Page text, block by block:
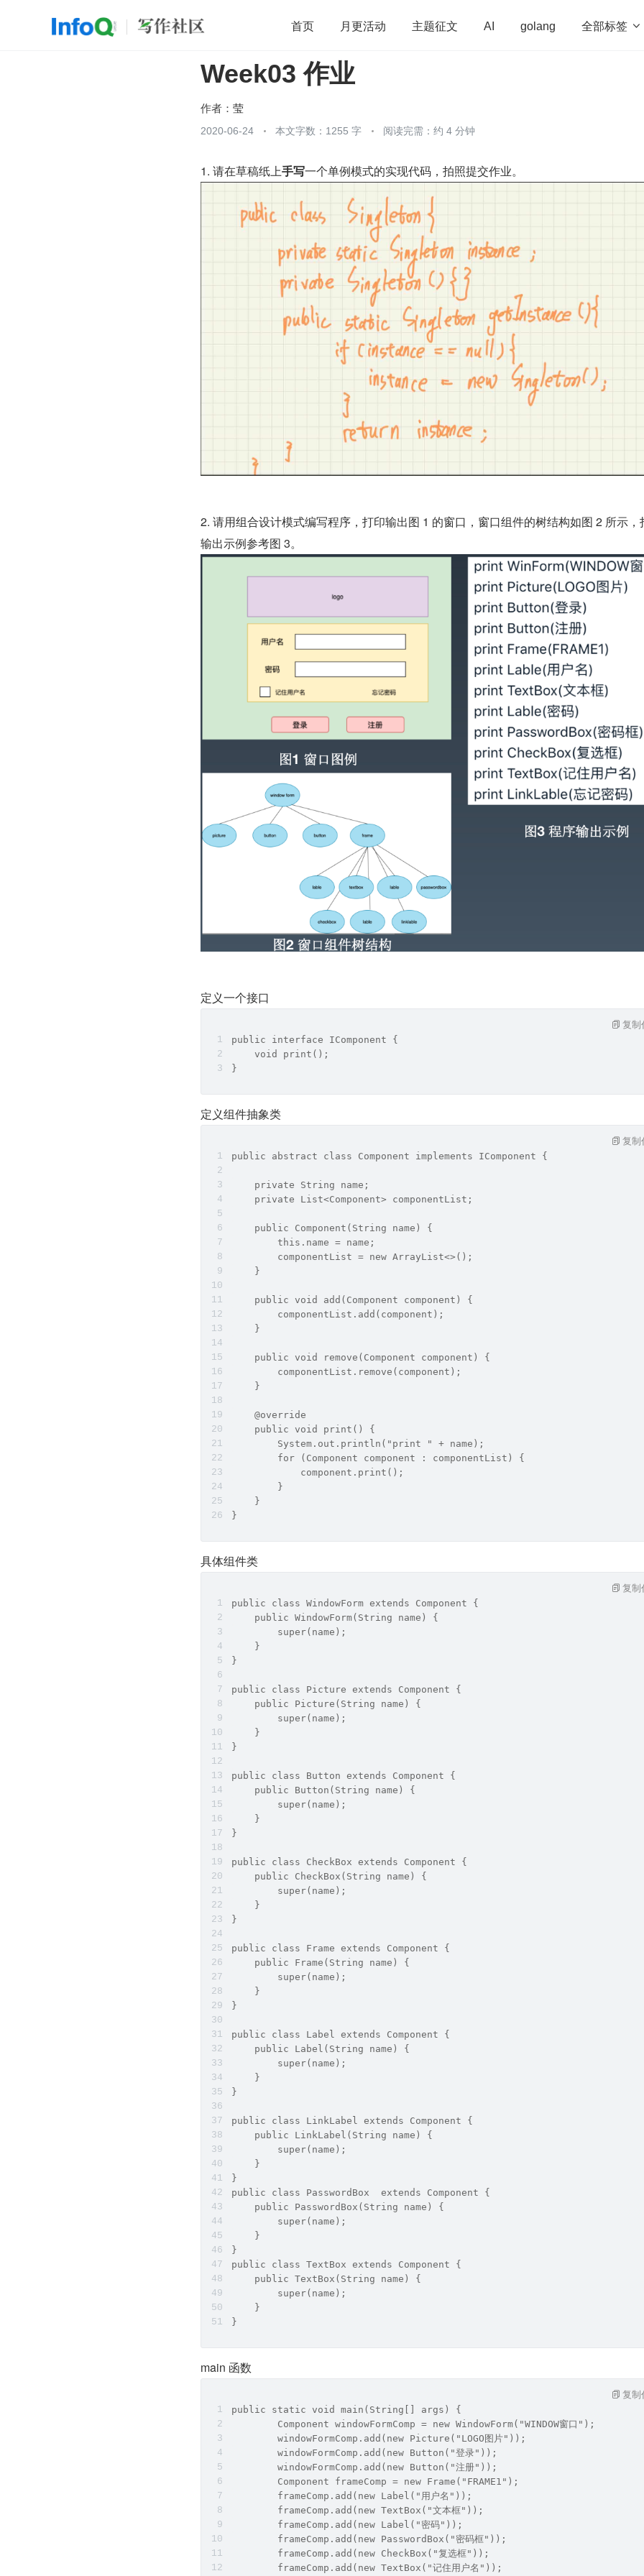
首页 月更活动 主题征文 AI golang 全部标签 
开源 架构 OpenHarmony
团队管理
Week03 作业
作者： 莹
2020-06-24 本文字数：1255 字 阅读完需：约 4 分钟
1. 请在草稿纸上手写一个单例模式的实现代码，拍照提交作业。
2. 请用组合设计模式编写程序，打印输出图 1 的窗口，窗口组件的树结构如图 2 所示，
输出示例参考图 3。
定义一个接口
public interface IComponent {
    void print();
}
复制
定义组件抽象类
public abstract class Component implements IComponent {
    private String name;
    private List<Component> componentList;
    public Component(String name) {
        this.name = name;
        componentList = new ArrayList<>();
    }
    public void add(Component component) {
        componentList.add(component);
    }
    public void remove(Component component) {
        componentList.remove(component);
    }
    @override
    public void print() {
        System.out.println("print " + name);
        for (Component component : componentList) {
            component.print();
        }
    }
}
复制
具体组件类
public class WindowForm extends Component {
    public WindowForm(String name) {
        super(name);
    }
}
public class Picture extends Component {
    public Picture(String name) {
        super(name);
    }
}
public class Button extends Component {
    public Button(String name) {
        super(name);
    }
}
public class CheckBox extends Component {
    public CheckBox(String name) {
        super(name);
    }
}
public class Frame extends Component {
    public Frame(String name) {
        super(name);
    }
}
public class Label extends Component {
    public Label(String name) {
        super(name);
    }
}
public class LinkLabel extends Component {
    public LinkLabel(String name) {
        super(name);
    }
}
public class PasswordBox  extends Component {
    public PasswordBox(String name) {
        super(name);
    }
}
public class TextBox extends Component {
    public TextBox(String name) {
        super(name);
    }
}
复制
main 函数
public static void main(String[] args) {
        Component windowFormComp = new WindowForm("WINDOW窗口");
        windowFormComp.add(new Picture("LOGO图片"));
        windowFormComp.add(new Button("登录"));
        windowFormComp.add(new Button("注册"));
        Component frameComp = new Frame("FRAME1");
        frameComp.add(new Label("用户名"));
        frameComp.add(new TextBox("文本框"));
        frameComp.add(new Label("密码"));
        frameComp.add(new PasswordBox("密码框"));
        frameComp.add(new CheckBox("复选框"));
        frameComp.add(new TextBox("记住用户名"));
复制